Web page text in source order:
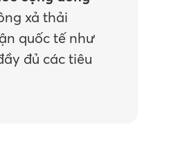
xả thải
quốc tế như
đủ các tiêu